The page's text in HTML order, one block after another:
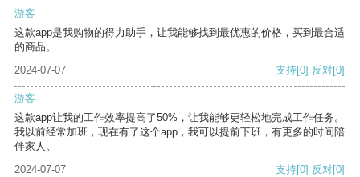
游客
这款app是我购物的得力助手，让我能够找到最优惠的价格，买到最合适
的商品。
2024-07-07
支持[0] 反对[0]
游客
这款app让我的工作效率提高了50%，让我能够更轻松地完成工作任务。
我以前经常加班，现在有了这个app，我可以提前下班，有更多的时间陪
伴家人。
2024-07-07
支持[0] 反对[0]